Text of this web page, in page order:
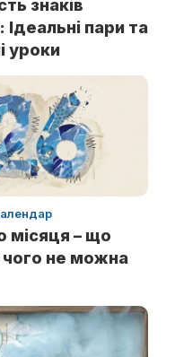
знаків
Ідеальні пари та
уроки
місяця – що
чого не можна